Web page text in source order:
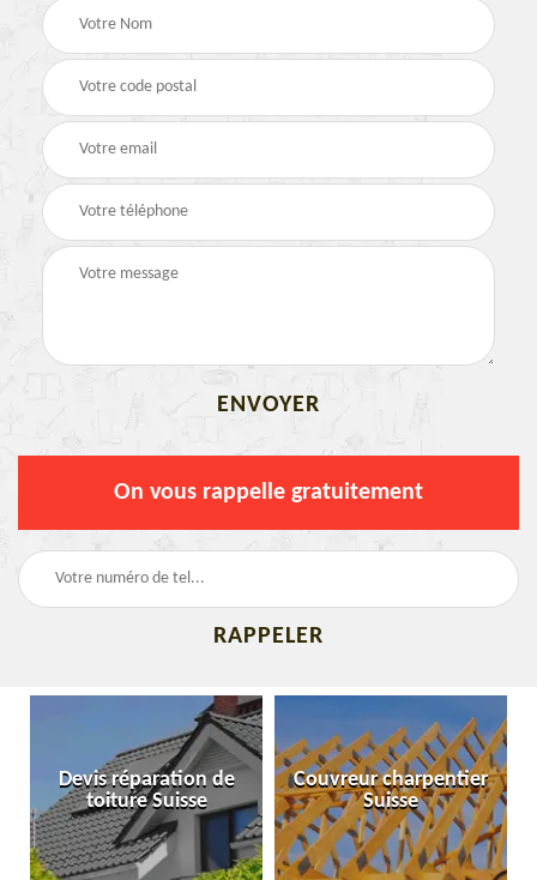
On vous rappelle gratuitement
Devis réparation de
toiture Suisse
Couvreur charpentier
Suisse